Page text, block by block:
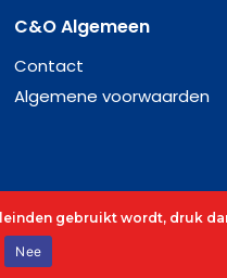
C&O Algemeen
Contact
Algemene voorwaarden
gebruikt wordt, druk
Nee